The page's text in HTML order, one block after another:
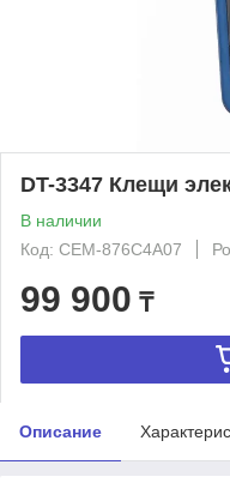
DT-3347 Клещи
В наличии
Код: CEM-876C4A07
99 900 ₸
Описание